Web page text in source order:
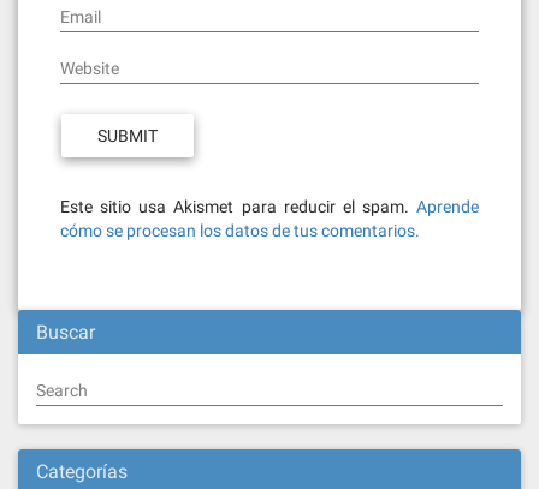
Email
Website
Este sitio usa Akismet para reducir el spam. Aprende
cómo se procesan los datos de tus comentarios.
Buscar
Search
Categorías